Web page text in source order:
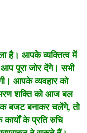
है। आपके व्यक्तित्व में
पूरा जोर देंगे। सभी
आपके व्यवहार को
शक्ति को आज बल
बजट बनाकर चलेंगे, तो
के प्रति रुचि